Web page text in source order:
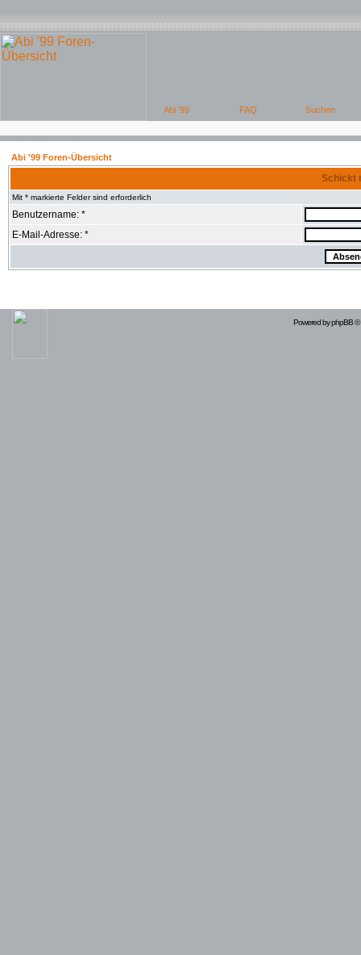
Abi '99 Foren-Übersicht
Schickt
Mit * markierte Felder sind erforderlich
Benutzername: *
E-Mail-Adresse: *
Powered byphpBB©